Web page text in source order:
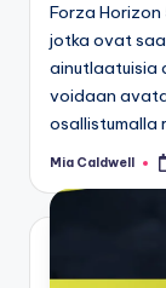
Forza
jotka ovat
ainutlaatuisia
voidaan
osallistumalla
Posted
Mia Caldwell